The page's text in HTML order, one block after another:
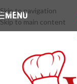
Skip to navigation
Skip to main content
MENU